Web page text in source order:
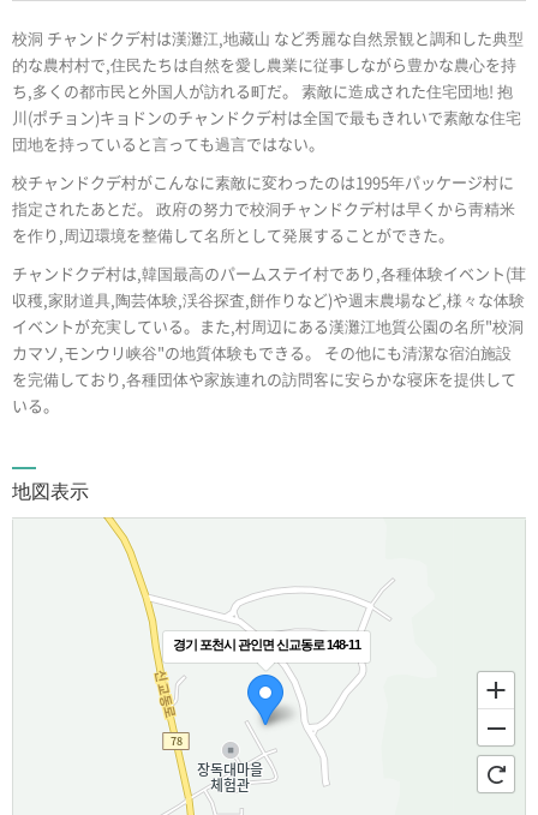
校洞 チャンドクデ村は漢灘江,地藏山 など秀麗な自然景観と調和した典型
的な農村村で,住民たちは自然を愛し農業に従事しながら豊かな農心を持
ち,多くの都市民と外国人が訪れる町だ。 素敵に造成された住宅団地! 抱
川(ポチョン)キョドンのチャンドクデ村は全国で最もきれいで素敵な住宅
団地を持っていると言っても過言ではない。
校チャンドクデ村がこんなに素敵に変わったのは1995年パッケージ村に
指定されたあとだ。 政府の努力で校洞チャンドクデ村は早くから靑精米
を作り,周辺環境を整備して名所として発展することができた。
チャンドクデ村は,韓国最高のパームステイ村であり,各種体験イベント(茸
収穫,家財道具,陶芸体験,渓谷探査,餅作りなど)や週末農場など,様々な体験
イベントが充実している。また,村周辺にある漢灘江地質公園の名所"校洞
カマソ,モンウリ峡谷"の地質体験もできる。 その他にも清潔な宿泊施設
を完備しており,各種団体や家族連れの訪問客に安らかな寝床を提供して
いる。
地図表示
경기 포천시 관인면 신교동로 148-11